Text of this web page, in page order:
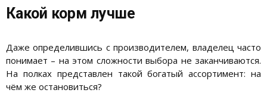
Какой корм лучше
Даже определившись с производителем, владелец часто
понимает – на этом сложности выбора не заканчиваются.
На полках представлен такой богатый ассортимент: на
чём же остановиться?